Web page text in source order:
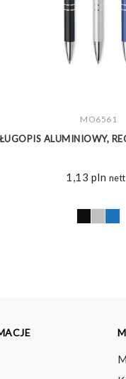
ZOBACZ
MO6561
ALUMINIOWY,
1,13 pln